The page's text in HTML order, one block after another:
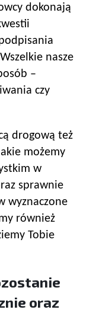
dokonają
nasze
–
czy
drogową też
możemy
w
sprawnie
wyznaczone
również
Tobie
oraz